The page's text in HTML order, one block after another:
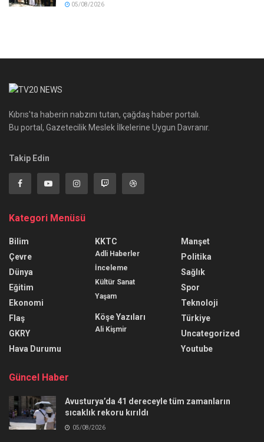
05/08/2026
Kıbrıs'ta haberin nabzını tutan, çağdaş haber portalı.
Bu portal, Gazetecilik Meslek İlkelerine Uygun Davranır.
Takip Edin
Kategori Menüsü
Bilim
Çevre
Dünya
Eğitim
Ekonomi
Flaş
GKRY
Hava Durumu
KKTC
Adli Haberler
İnceleme
Kültür Sanat
Yaşam
Köşe Yazıları
Ali Kişmir
Manşet
Politika
Sağlık
Spor
Teknoloji
Türkiye
Uncategorized
Youtube
Güncel Haber
Avusturya’da 41 dereceyle tüm zamanların
sıcaklık rekoru kırıldı
05/08/2026